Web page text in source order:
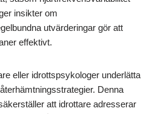
skapa en
återhämtningsplan genom att
tillsammans med
vila, mindfulness och